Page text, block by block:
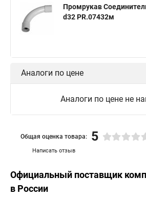
Промрукав
d32 PR.07432м
Аналоги по цене
Аналоги по цене не
Написать отзыв
Общая оценка товара: 5
Официальный поставщик
в России